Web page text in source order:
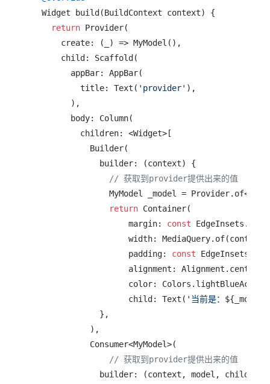
  Widget build(BuildContext context) {
return Provider(
      create: (_) => MyModel(),
      child: Scaffold(
        appBar: AppBar(
          title: Text(
'provider' ),
        ),
        body: Column(
          children: <Widget>[
            Builder(
              builder: (context) {
// 获取到provider提供出来的值
MyModel _model =
return Container(
                    margin:
const
width:
                    padding:
const
                    alignment: Alignment.center,
color:
                    child: Text(
'当前是：
              },
            ),
            Consumer<MyModel>(
// 获取到provider提供出来的值
              builder: (context, model, child) {